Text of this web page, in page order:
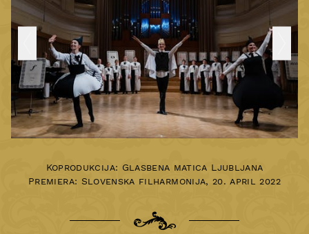
Koprodukcija: Glasbena matica Ljubljana
Premiera: Slovenska filharmonija, 20. april 2022